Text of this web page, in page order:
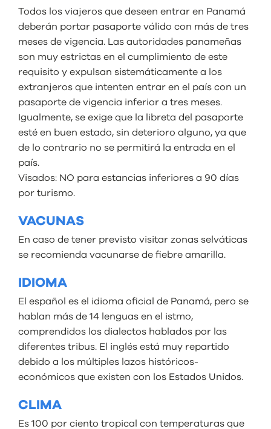
Todos los viajeros que deseen entrar en Panamá
deberán portar pasaporte válido con más de tres
meses de vigencia. Las autoridades panameñas
son muy estrictas en el cumplimiento de este
requisito y expulsan sistemáticamente a los
extranjeros que intenten entrar en el país con un
pasaporte de vigencia inferior a tres meses.
Igualmente, se exige que la libreta del pasaporte
esté en buen estado, sin deterioro alguno, ya que
de lo contrario no se permitirá la entrada en el
país.
Visados: NO para estancias inferiores a 90 días
por turismo.
VACUNAS
En caso de tener previsto visitar zonas selváticas
se recomienda vacunarse de fiebre amarilla.
IDIOMA
El español es el idioma oficial de Panamá, pero se
hablan más de 14 lenguas en el istmo,
comprendidos los dialectos hablados por las
diferentes tribus. El inglés está muy repartido
debido a los múltiples lazos históricos-
económicos que existen con los Estados Unidos.
CLIMA
Es 100 por ciento tropical con temperaturas que